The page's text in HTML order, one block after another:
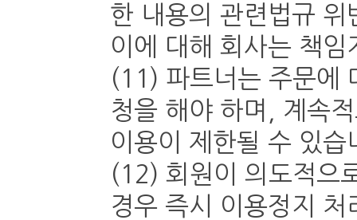
한 내용의 관련법규
이에 대해 회사는 책임
(11) 파트너는 주문에
청을 해야 하며, 계속
이용이 제한될 수 있습
(12) 회원이 의도적으
경우 즉시 이용정지